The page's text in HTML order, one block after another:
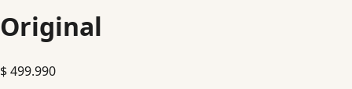
Original
$499.990